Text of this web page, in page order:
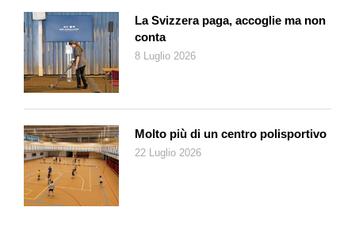
La Svizzera paga, accoglie ma non
conta
8 Luglio 2026
Molto più di un centro polisportivo
22 Luglio 2026